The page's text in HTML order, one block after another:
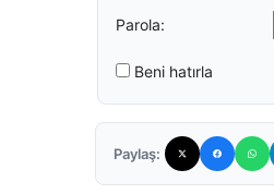
Parola:
Beni hatırla
Paylaş: